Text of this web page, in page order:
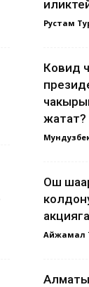
Рустам
Ковид
жатат?
Ош
Айжамал